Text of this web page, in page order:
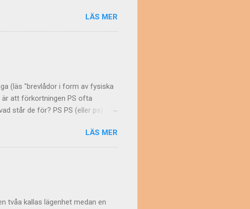
är enkel: Namn på veckodagar
i engelskan Varför skriver då
LÄS MER
(läs "brevlådor i form av fysiska
är att förkortningen PS ofta
står de för? PS PS (eller ps)
när man vill göra ett tillägg till sin
texten i ett PS med
så vitt man vet. Inte heller finns
på den vanligaste förklaringen:
LÄS MER
tvåa kallas lägenhet medan en